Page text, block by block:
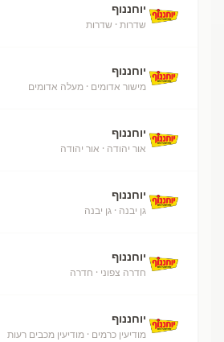
יוחננוף
שדרות · שדרות
יוחננוף
מישור אדומים · מעלה אדומים
יוחננוף
אור יהודה · אור יהודה
יוחננוף
גן יבנה · גן יבנה
יוחננוף
חדרה צפוני · חדרה
יוחננוף
מודיעין כרמים · מודיעין מכבים רעות